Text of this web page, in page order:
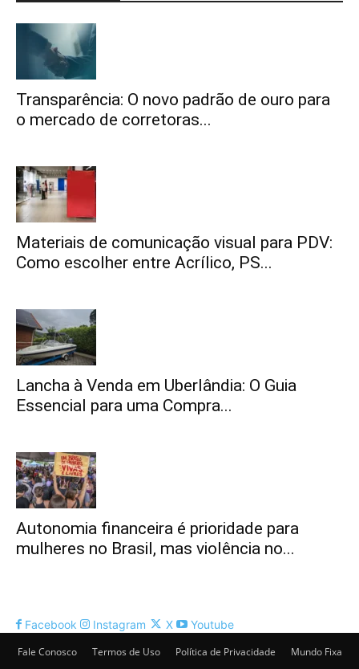
Transparência: O novo padrão de ouro para
o mercado de corretoras...
Materiais de comunicação visual para PDV:
Como escolher entre Acrílico, PS...
Lancha à Venda em Uberlândia: O Guia
Essencial para uma Compra...
Autonomia financeira é prioridade para
mulheres no Brasil, mas violência no...
Facebook Instagram X
Youtube
Fale Conosco
Termos de Uso Política de Privacidade Mundo Fixa